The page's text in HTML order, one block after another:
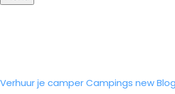
Verhuur je camperCampings newBlog